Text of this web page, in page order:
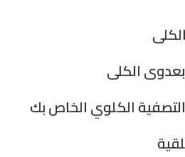
بعدوى الكلى
الكلوي الخاص بك